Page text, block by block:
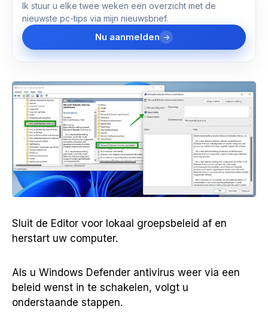
Ik stuur u elke twee weken een overzicht met de
nieuwste pc-tips via mijn nieuwsbrief.
Nu aanmelden
Sluit de Editor voor lokaal groepsbeleid af en
herstart uw computer.
Als u Windows Defender antivirus weer via een
beleid wenst in te schakelen, volgt u
onderstaande stappen.